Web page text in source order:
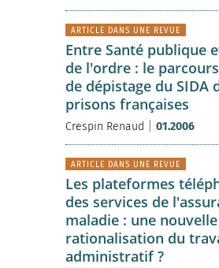
ARTICLE DANS UNE REVUE
Entre Santé publique
de l'ordre : le
de dépistage du SIDA
prisons françaises
Crespin Renaud 01.2006
ARTICLE DANS UNE REVUE
Les plateformes
des services de
maladie : une
rationalisation du
administratif ?